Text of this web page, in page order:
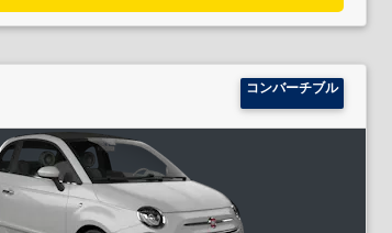
コンバーチブル